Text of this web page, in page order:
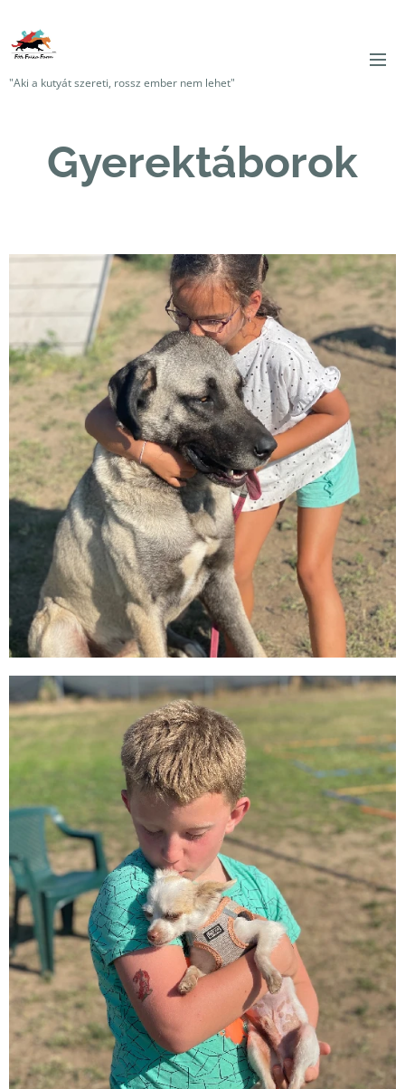
"Aki a kutyát szereti, rossz ember nem lehet"
Gyerektáborok